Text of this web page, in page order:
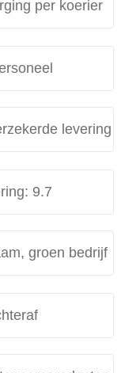
per koerier
levering
9.7
groen bedrijf